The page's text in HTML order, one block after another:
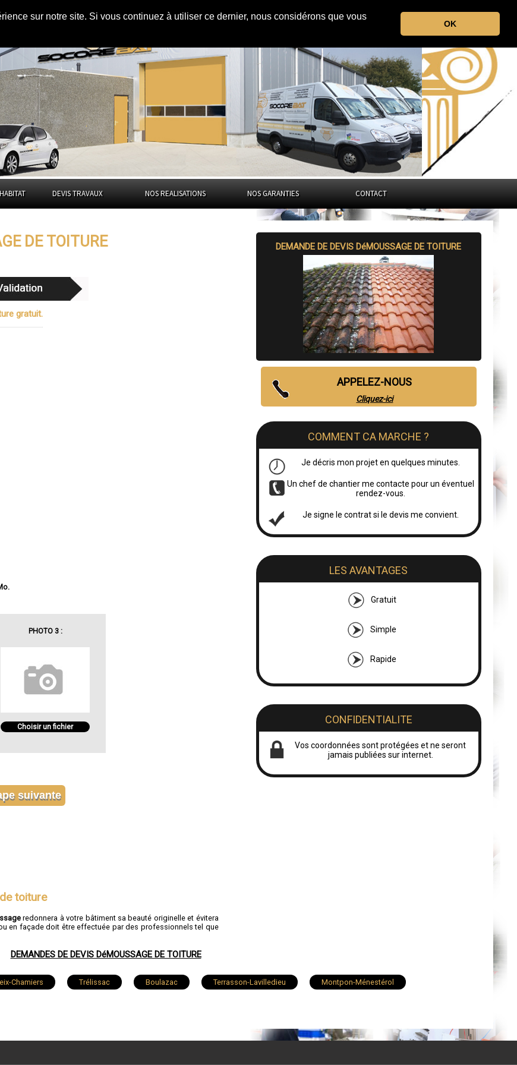
sur notre site. Si vous continuez à utiliser ce dernier, nous considérons que vous
OK
la Dordogne
Nouvelle-Aquitaine
DEVIS TRAVAUX NOS REALISATIONS NOS GARANTIES CONTACT
DEMANDE DE DEVIS DéMOUSSAGE DE TOITURE
APPELEZ-NOUS
Cliquez-ici
COMMENT CA MARCHE ?
Je décris mon projet en quelques minutes.
Un chef de chantier me contacte pour un éventuel
rendez-vous.
Je signe le contrat si le devis me convient.
LES AVANTAGES
Gratuit
Simple
Rapide
CONFIDENTIALITE
Vos coordonnées sont protégées et ne seront
jamais publiées sur internet.
DE TOITURE
gratuit.
PHOTO 3 :
Choisir un fichier
toiture
redonnera à votre bâtiment sa beauté originelle et évitera
en façade doit être effectuée par des professionnels tel que
DEMANDES DE DEVIS DéMOUSSAGE DE TOITURE
Chamiers Trélissac Boulazac Terrasson-Lavilledieu Montpon-Ménestérol
La Force Eymet Razac-sur-l'Isle